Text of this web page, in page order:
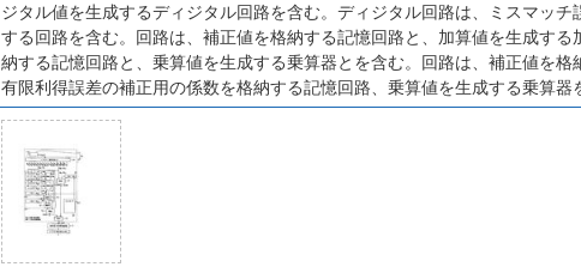
ジタル値を生成するディジタル回路を含む。ディジタル回路は、ミスマッ
する回路を含む。回路は、補正値を格納する記憶回路と、加算値を生成す
納する記憶回路と、乗算値を生成する乗算器とを含む。回路は、補正値を格
有限利得誤差の補正用の係数を格納する記憶回路、乗算値を生成する乗算器